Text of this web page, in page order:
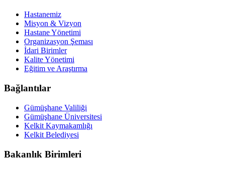
Hastanemiz
Misyon & Vizyon
Hastane Yönetimi
Organizasyon Şeması
İdari Birimler
Kalite Yönetimi
Eğitim ve Araştırma
Bağlantılar
Gümüşhane Valiliği
Gümüşhane Üniversitesi
Kelkit Kaymakamlığı
Kelkit Belediyesi
Bakanlık Birimleri